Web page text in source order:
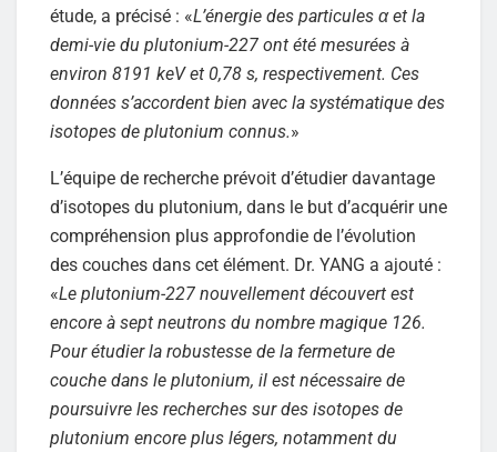
étude, a précisé : «L’énergie des particules α et la
demi-vie du plutonium-227 ont été mesurées à
environ 8191 keV et 0,78 s, respectivement. Ces
données s’accordent bien avec la systématique des
isotopes de plutonium connus.»
L’équipe de recherche prévoit d’étudier davantage
d’isotopes du plutonium, dans le but d’acquérir une
compréhension plus approfondie de l’évolution
des couches dans cet élément. Dr. YANG a ajouté :
«Le plutonium-227 nouvellement découvert est
encore à sept neutrons du nombre magique 126.
Pour étudier la robustesse de la fermeture de
couche dans le plutonium, il est nécessaire de
poursuivre les recherches sur des isotopes de
plutonium encore plus légers, notamment du